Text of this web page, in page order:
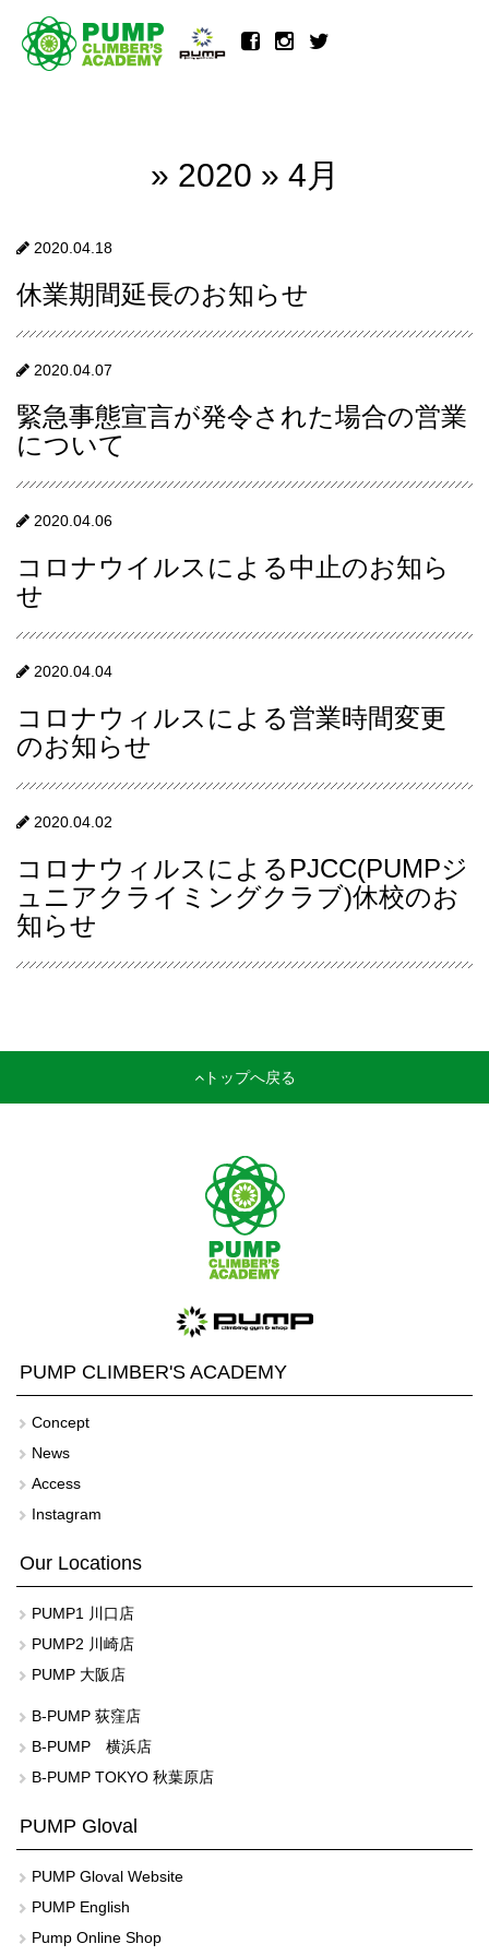
» 2020 » 4月
2020.04.18
休業期間延長のお知らせ
2020.04.07
緊急事態宣言が発令された場合の営業
について
2020.04.06
コロナウイルスによる中止のお知ら
せ
2020.04.04
コロナウィルスによる営業時間変更
のお知らせ
2020.04.02
コロナウィルスによるPJCC(PUMPジ
ュニアクライミングクラブ)休校のお
知らせ
トップへ戻る
PUMP CLIMBER'S ACADEMY
Concept
News
Access
Instagram
Our Locations
PUMP1 川口店
PUMP2 川崎店
PUMP 大阪店
B-PUMP 荻窪店
B-PUMP 横浜店
B-PUMP TOKYO 秋葉原店
PUMP Gloval
PUMP Gloval Website
PUMP English
Pump Online Shop